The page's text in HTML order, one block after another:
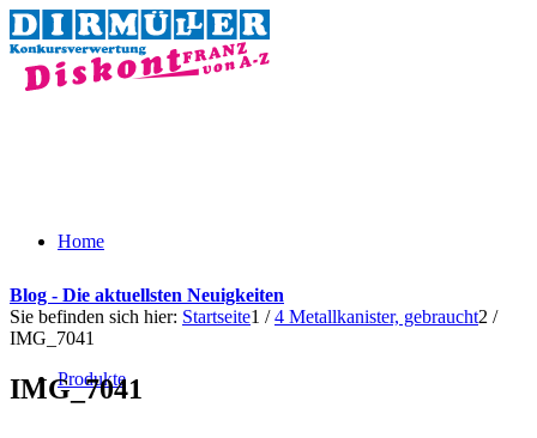
Home
Produkte
Blog - Die aktuellsten Neuigkeiten
Sie befinden sich hier: Startseite1 / 4 Metallkanister, gebraucht2 /
IMG_7041
IMG_7041